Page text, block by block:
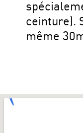
ceinture).
même